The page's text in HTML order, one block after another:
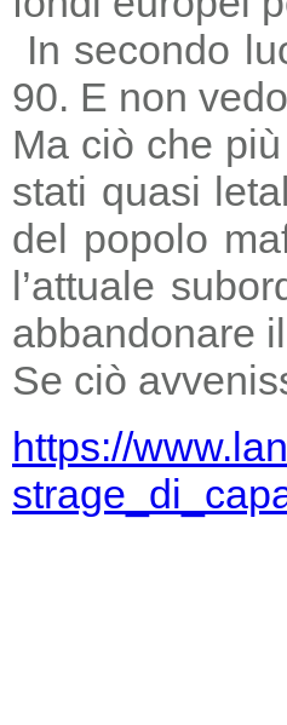
In secondo
90. E non
Ma ciò che
stati quasi
del popolo
l’attuale
abbandonare
Se ciò
https://